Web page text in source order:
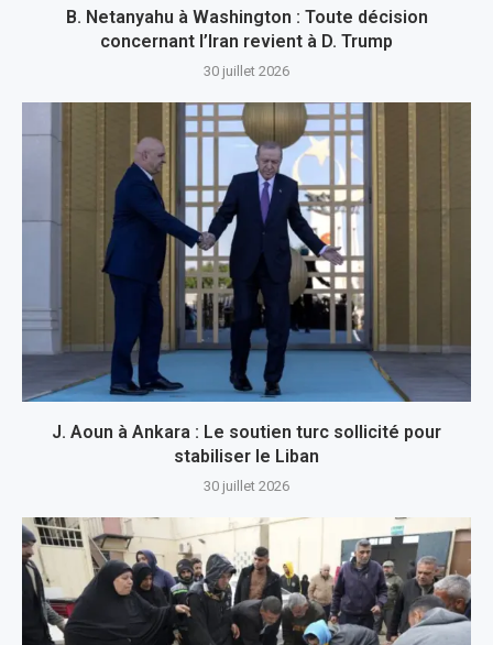
B. Netanyahu à Washington : Toute décision
concernant l’Iran revient à D. Trump
30 juillet 2026
J. Aoun à Ankara : Le soutien turc sollicité pour
stabiliser le Liban
30 juillet 2026